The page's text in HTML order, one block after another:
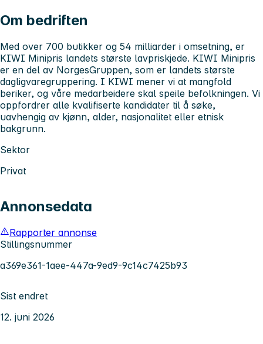
Om bedriften
Med over 700 butikker og 54 milliarder i omsetning, er
KIWI Minipris landets største lavpriskjede. KIWI Minipris
er en del av NorgesGruppen, som er landets største
dagligvaregruppering. I KIWI mener vi at mangfold
beriker, og våre medarbeidere skal speile befolkningen. Vi
oppfordrer alle kvalifiserte kandidater til å søke,
uavhengig av kjønn, alder, nasjonalitet eller etnisk
bakgrunn.
Sektor
Privat
Annonsedata
Rapporter annonse
Stillingsnummer
a369e361-1aee-447a-9ed9-9c14c7425b93
Sist endret
12. juni 2026